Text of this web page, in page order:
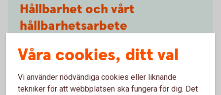
Hållbarhet och vårt
hållbarhetsarbete
Vi jobbar för en hållbar utveckling genom att främja
social, etisk, miljömässig och ekonomisk hållbarhet.
Hållbarhet och vårthållbarhetsarbete
Våra cookies, ditt val
Vi använder nödvändiga cookies eller liknande
tekniker för att webbplatsen ska fungera för dig. Det